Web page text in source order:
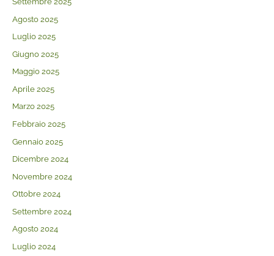
Agosto 2025
Luglio 2025
Giugno 2025
Maggio 2025
Aprile 2025
Marzo 2025
Febbraio 2025
Gennaio 2025
Dicembre 2024
Novembre 2024
Ottobre 2024
Settembre 2024
Agosto 2024
Luglio 2024